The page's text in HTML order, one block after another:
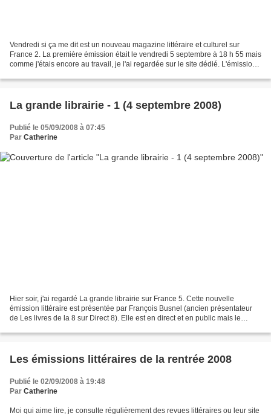
Vendredi si ça me dit est un nouveau magazine littéraire et culturel sur
France 2. La première émission était le vendredi 5 septembre à 18 h 55 mais
comme j'étais encore au travail, je l'ai regardée sur le site dédié. L'émission
La grande librairie - 1 (4 septembre 2008)
Publié le 05/09/2008 à 07:45
Par Catherine
Hier soir, j'ai regardé La grande librairie sur France 5. Cette nouvelle
émission littéraire est présentée par François Busnel (ancien présentateur
de Les livres de la 8 sur Direct 8). Elle est en direct et en public mais le
Les émissions littéraires de la rentrée 2008
Publié le 02/09/2008 à 19:48
Par Catherine
Moi qui aime lire, je consulte régulièrement des revues littéraires ou leur site